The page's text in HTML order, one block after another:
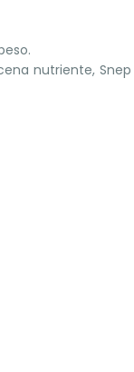
nutriente, Snep